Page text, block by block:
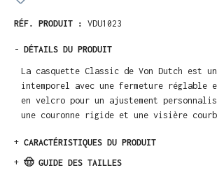
RÉF. PRODUIT : VDU1023
- DÉTAILS DU PRODUIT
La casquette Classic de Von Dutch est un
intemporel avec une fermeture réglable
en velcro pour un ajustement
une couronne rigide et une visière
+ CARACTÉRISTIQUES DU PRODUIT
+ 🤠 GUIDE DES TAILLES